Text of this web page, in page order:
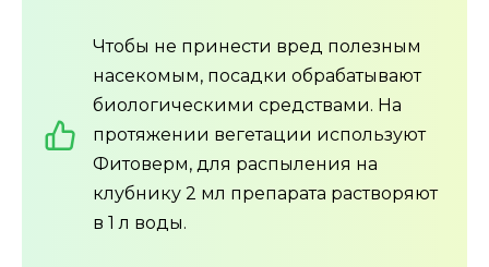
Чтобы не принести вред полезным
насекомым, посадки обрабатывают
биологическими средствами. На
протяжении вегетации используют
Фитоверм, для распыления на
клубнику 2 мл препарата растворяют
в 1 л воды.